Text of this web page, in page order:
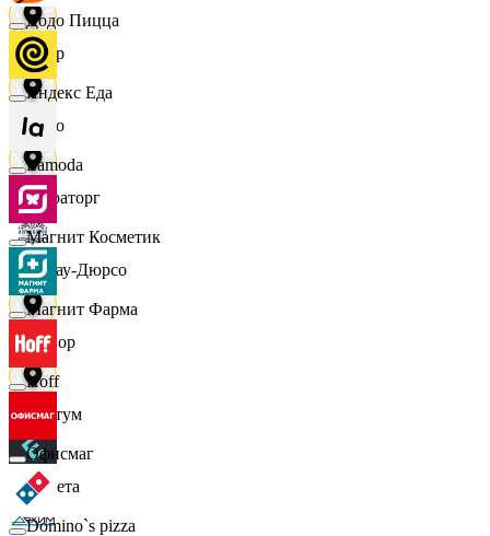
Cпар
demo
Мираторг
Абрау-Дюрсо
Авиор
Альтум
Аркета
Додо Пицца
Яндекс Еда
Lamoda
Магнит Косметик
Магнит Фарма
Hoff
Офисмаг
Domino`s pizza